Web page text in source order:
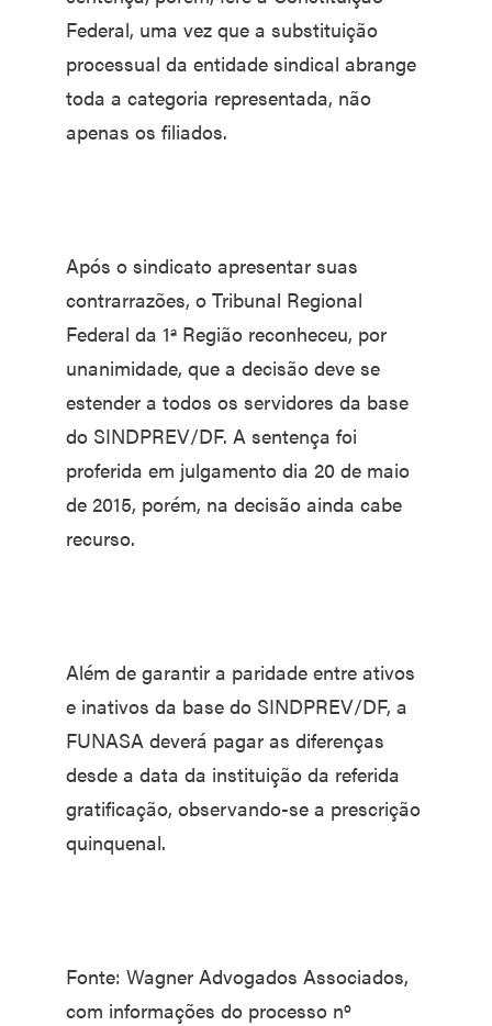
Federal, uma vez que a substituição
processual da entidade sindical abrange
toda a categoria representada, não
apenas os filiados.
Após o sindicato apresentar suas
contrarrazões, o Tribunal Regional
Federal da 1ª Região reconheceu, por
unanimidade, que a decisão deve se
estender a todos os servidores da base
do SINDPREV/DF. A sentença foi
proferida em julgamento dia 20 de maio
de 2015, porém, na decisão ainda cabe
recurso.
Além de garantir a paridade entre ativos
e inativos da base do SINDPREV/DF, a
FUNASA deverá pagar as diferenças
desde a data da instituição da referida
gratificação, observando-se a prescrição
quinquenal.
Fonte: Wagner Advogados Associados,
com informações do processo nº